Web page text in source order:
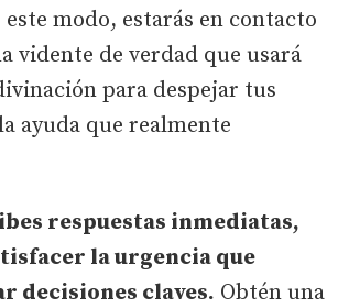
este modo, estarás en contacto
vidente de verdad que usará
para despejar tus
ayuda que realmente
respuestas inmediatas,
la urgencia que
decisiones claves. Obtén una